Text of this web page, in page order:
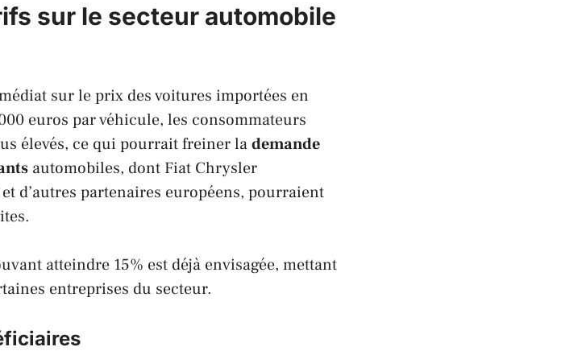
sur le secteur automobile
sur le prix des voitures importées en
euros par véhicule, les consommateurs
élevés, ce qui pourrait freiner lademande
automobiles, dont Fiat Chrysler
d’autres partenaires européens, pourraient
atteindre 15% est déjà envisagée, mettant
entreprises du secteur.